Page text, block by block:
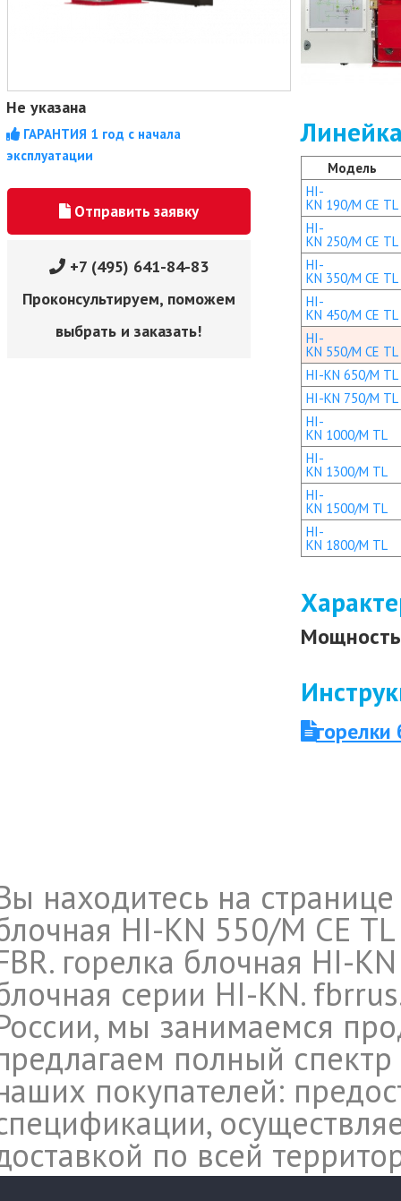
Не указана
ГАРАНТИЯ 1 год с начала
эксплуатации
Отправить заявку
+7 (495) 641-84-83
Проконсультируем, поможем
выбрать и заказать!
Модель
HI-
KN 190/M CE TL
HI-
KN 250/M CE TL
HI-
KN 350/M CE TL
HI-
KN 450/M CE TL
HI-
KN 550/M CE TL
HI-KN 650/M TL
HI-KN 750/M TL
HI-
KN 1000/M TL
HI-
KN 1300/M TL
HI-
KN 1500/M TL
HI-
KN 1800/M TL
Мощность
находитесь на
HI-KN 550/M CE
горелка блочная HI-
серии HI-KN.
мы занимаемся
полный
покупателей:
по всей